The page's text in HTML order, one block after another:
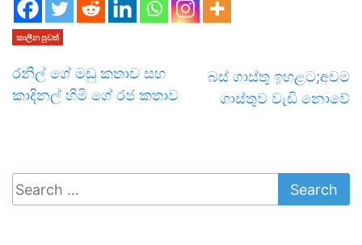
කාලීන පුවත්
රනිල් ගේ මඩු කතාව සහ
කාදිනල් හිමි ගේ රජ කතාව
බස් ගාස්තු ඉහළට;අවම
ගාස්තුව වැඩි නොවේ